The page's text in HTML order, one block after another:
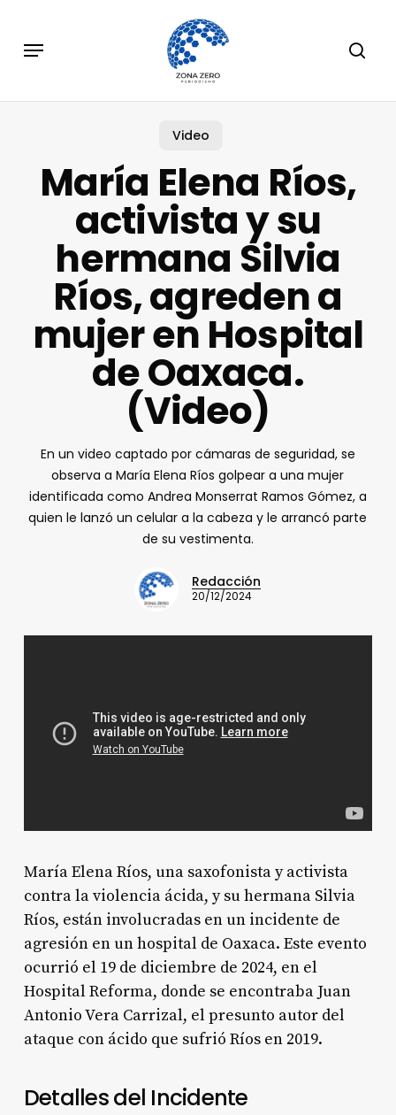
main
Menu
Video
María Elena Ríos,
activista y su
hermana Silvia
Ríos, agreden a
mujer en Hospital
de Oaxaca.
(Video)
En un video captado por cámaras de seguridad, se
observa a María Elena Ríos golpear a una mujer
identificada como Andrea Monserrat Ramos Gómez, a
quien le lanzó un celular a la cabeza y le arrancó parte
de su vestimenta.
Redacción
20/12/2024
María Elena Ríos, una saxofonista y activista
contra la violencia ácida, y su hermana Silvia
Ríos, están involucradas en un incidente de
agresión en un hospital de Oaxaca. Este evento
ocurrió el 19 de diciembre de 2024, en el
Hospital Reforma, donde se encontraba Juan
Antonio Vera Carrizal, el presunto autor del
ataque con ácido que sufrió Ríos en 2019.
Detalles del Incidente